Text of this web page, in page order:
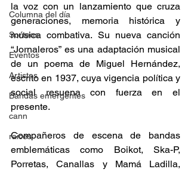
Columna del día
Sorteos
Eventos
Artistas
Bandas emergentes
cann
raices
la voz con un lanzamiento que cruza
generaciones, memoria histórica y
música combativa. Su nueva canción
“Jornaleros” es una adaptación musical
de un poema de Miguel Hernández,
escrito en 1937, cuya vigencia política y
social resuena con fuerza en el
presente.
Compañeros de escena de bandas
emblemáticas como Boikot, Ska-P,
Porretas, Canallas y Mamá Ladilla,